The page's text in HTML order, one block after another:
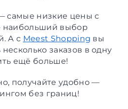
самые низкие цены с
наибольший выбор
А с Meest Shopping вы
заказов в одну
ещё больше!
получайте удобно —
без границ!